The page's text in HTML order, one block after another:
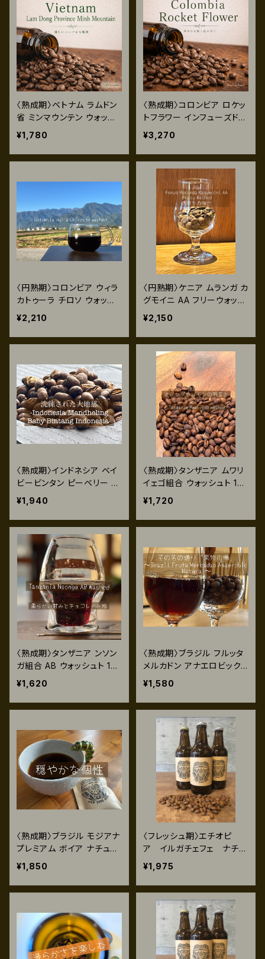
〈熟成期〉ベトナム ラムドン
省 ミンマウンテン ウォッシ
ュト 120g
¥1,780
〈熟成期〉コロンビア ロケッ
トフラワー インフューズド
ウォッシュト 120g
¥3,270
〈円熟期〉コロンビア ウィラ
カトゥーラ チロソ ウォッシ
ュト 120g
¥2,210
〈円熟期〉ケニア ムランガ カ
グモイニ AA フリーウォッシ
ュト 120g
¥2,150
〈熟成期〉インドネシア ベイ
ビービンタン ピーベリー ス
¥1,940
〈熟成期〉タンザニア ムワリ
イェゴ組合 ウォッシュト 120
g
¥1,720
〈熟成期〉タンザニア ンソン
ガ組合 AB ウォッシュト 120
g
¥1,620
〈熟成期〉ブラジル フルッタ
メルカドン アナエロビック
ナチュラル 120g
¥1,580
〈熟成期〉ブラジル モジアナ
プレミアム ボイア ナチュラ
ル120g
¥1,850
〈フレッシュ期〉エチオピ
ア イルガチェフェ ナチュ
ラル 120g
¥1,975